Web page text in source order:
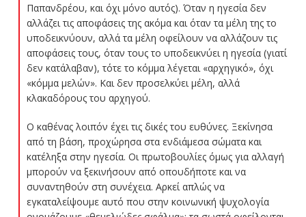
Παπανδρέου, και όχι μόνο αυτός). Όταν η ηγεσία δεν
αλλάζει τις αποφάσεις της ακόμα και όταν τα μέλη της το
υποδεικνύουν, αλλά τα μέλη οφείλουν να αλλάζουν τις
αποφάσεις τους, όταν τους το υποδεικνύει η ηγεσία (γιατί
δεν κατάλαβαν), τότε το κόμμα λέγεται «αρχηγικό», όχι
«κόμμα μελών». Και δεν προσελκύει μέλη, αλλά
κλακαδόρους του αρχηγού.
Ο καθένας λοιπόν έχει τις δικές του ευθύνες. Ξεκίνησα
από τη βάση, προχώρησα στα ενδιάμεσα σώματα και
κατέληξα στην ηγεσία. Οι πρωτοβουλίες όμως για αλλαγή
μπορούν να ξεκινήσουν από οπουδήποτε και να
συναντηθούν στη συνέχεια. Αρκεί απλώς να
εγκαταλείψουμε αυτό που στην κοινωνική ψυχολογία